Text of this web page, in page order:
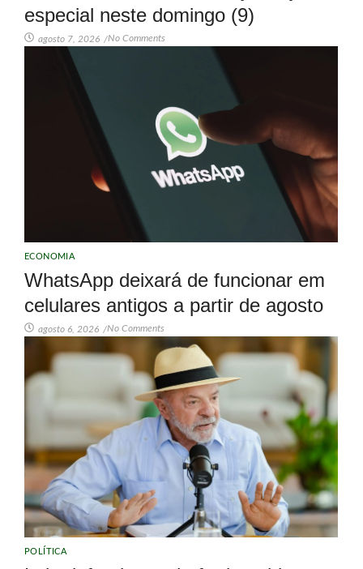
especial neste domingo (9)
agosto 7, 2026 /No Comments
ECONOMIA
WhatsApp deixará de funcionar em
celulares antigos a partir de agosto
agosto 6, 2026 /No Comments
POLÍTICA